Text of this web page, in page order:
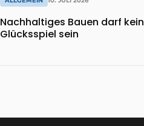
Nachhaltiges Bauen darf kein
Glücksspiel sein